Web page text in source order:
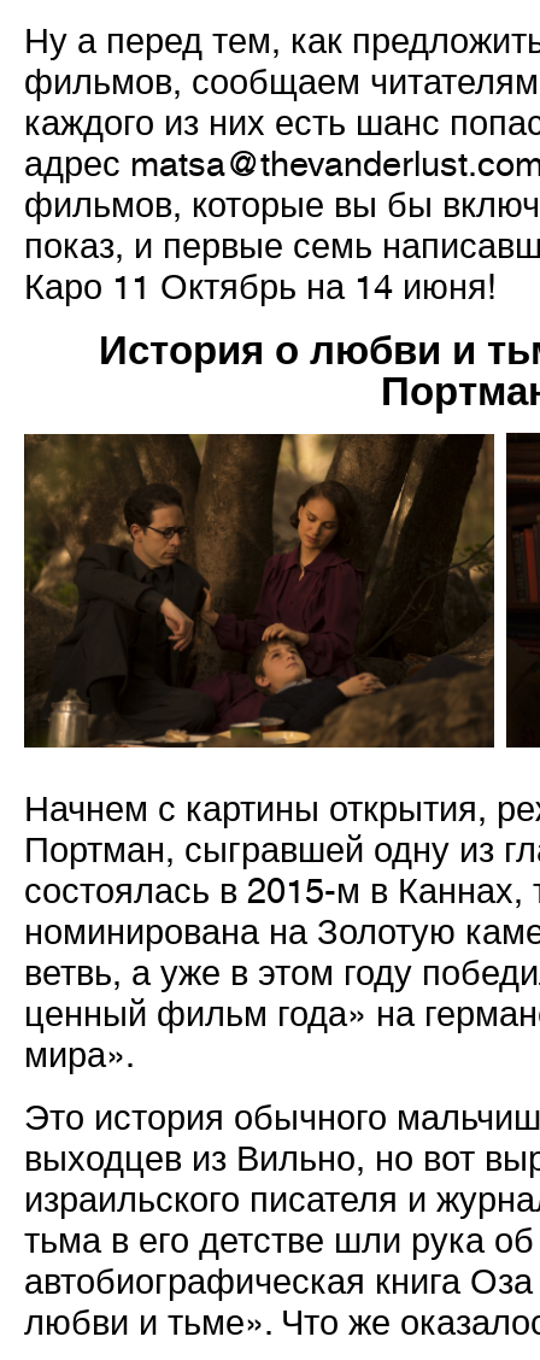
Ну а перед тем, как
фильмов, сообщаем
каждого из них есть шанс
адрес
фильмов, которые вы бы
показ, и первые семь
Каро 11 Октябрь на 14 июня!
История о любви и
Начнем с картины открытия,
Портман, сыгравшей одну из
состоялась в 2015-м в
номинирована на Золотую
ветвь, а уже в этом году
ценный фильм года» на
мира».
Это история обычного
выходцев из Вильно, но вот
израильского писателя и
тьма в его детстве шли рука
автобиографическая книга
любви и тьме». Что же